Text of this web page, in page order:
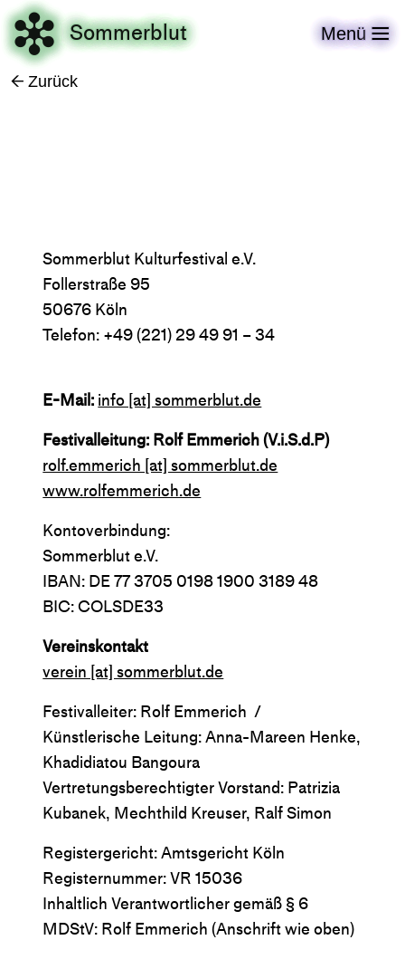
 Sommerblut Menü 
← Zurück
Sommerblut Kulturfestival e.V.
Follerstraße 95
50676 Köln
Telefon: +49 (221) 29 49 91 – 34
E-Mail: info [​at​] sommerblut.de
Festivalleitung: Rolf Emmerich (V.i.S.d.P)
rolf.emmerich [​at​] sommerblut.de
www.rolfemmerich.de
Kontoverbindung:
Sommerblut e.V.
IBAN: DE 77 3705 0198 1900 3189 48
BIC: COLSDE33
Vereinskontakt
verein [​at​] sommerblut.de
Festivalleiter: Rolf Emmerich /
Künstlerische Leitung: Anna-Mareen Henke,
Khadidiatou Bangoura
Vertretungsberechtigter Vorstand: Patrizia
Kubanek, Mechthild Kreuser, Ralf Simon
Registergericht: Amtsgericht Köln
Registernummer: VR 15036
Inhaltlich Verantwortlicher gemäß § 6
MDStV: Rolf Emmerich (Anschrift wie oben)